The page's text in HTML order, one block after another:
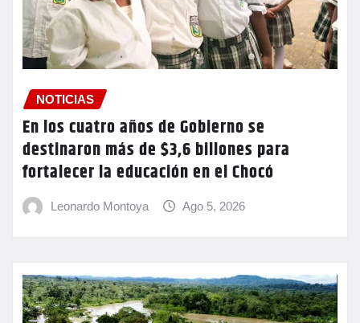
NOTICIAS
En los cuatro años de Gobierno se
destinaron más de $3,6 billones para
fortalecer la educación en el Chocó
Leonardo Montoya Ago 5, 2026